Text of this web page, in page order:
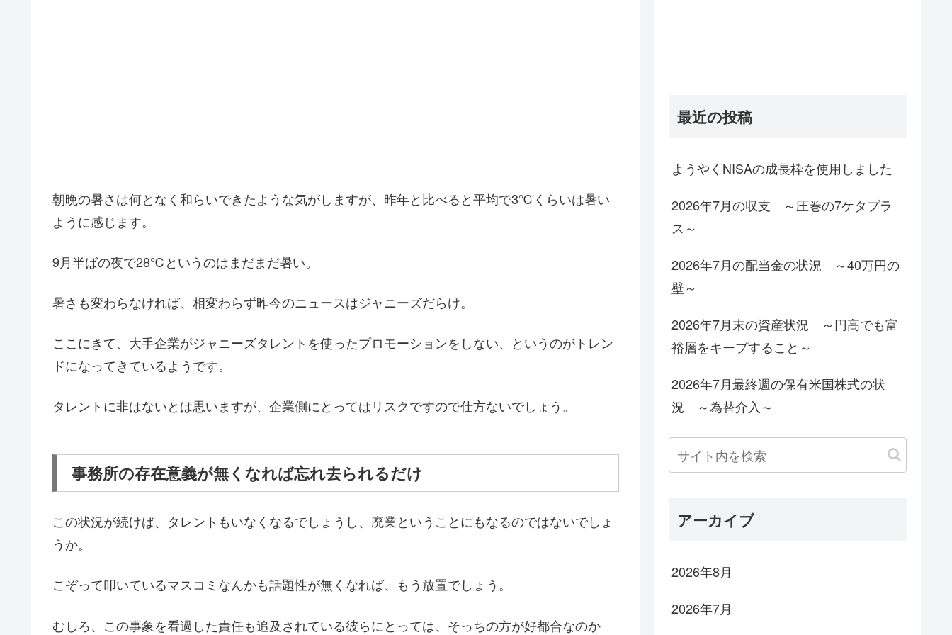
朝晩の暑さは何となく和らいできたような気がしますが、昨年と比べると平均で3℃くらいは暑い
ように感じます。
9月半ばの夜で28℃というのはまだまだ暑い。
暑さも変わらなければ、相変わらず昨今のニュースはジャニーズだらけ。
ここにきて、大手企業がジャニーズタレントを使ったプロモーションをしない、というのがトレン
ドになってきているようです。
タレントに非はないとは思いますが、企業側にとってはリスクですので仕方ないでしょう。
事務所の存在意義が無くなれば忘れ去られるだけ
この状況が続けば、タレントもいなくなるでしょうし、廃業ということにもなるのではないでしょ
うか。
こぞって叩いているマスコミなんかも話題性が無くなれば、もう放置でしょう。
むしろ、この事象を看過した責任も追及されている彼らにとっては、そっちの方が好都合なのか
最近の投稿
ようやくNISAの成長枠を使用しました
2026年7月の収支 ～圧巻の7ケタプラ
ス～
2026年7月の配当金の状況 ～40万円の
壁～
2026年7月末の資産状況 ～円高でも富
裕層をキープすること～
2026年7月最終週の保有米国株式の状
況 ～為替介入～
アーカイブ
2026年8月
2026年7月